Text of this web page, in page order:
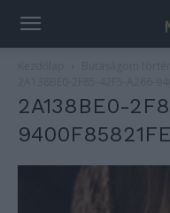
2A138BE0-
9400F85821FE